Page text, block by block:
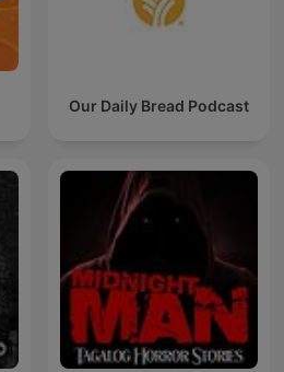
Our Daily Bread Podcast